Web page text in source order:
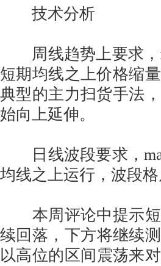
技术分析
周线趋势上要求，
短期均线之上价格缩
典型的主力扫货手法
始向上延伸。
日线波段要求，
均线之上运行，波段格
本周评论中提示短
续回落，下方将继续
以高位的区间震荡来